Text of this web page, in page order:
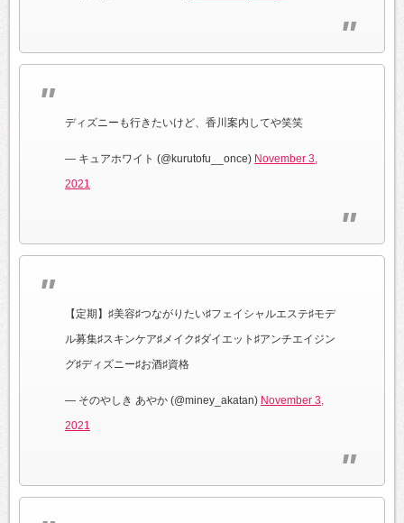
ディズニーも行きたいけど、香川案内してや笑笑
— キュアホワイト (@kurutofu__once) November 3,
2021
【定期】♯美容♯つながりたい♯フェイシャルエステ♯モデ
ル募集♯スキンケア♯メイク♯ダイエット♯アンチエイジン
グ♯ディズニー♯お酒♯資格
— そのやしき あやか (@miney_akatan) November 3,
2021